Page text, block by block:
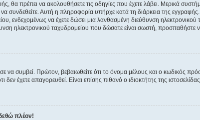
θα πρέπει να ακολουθήσετε τις οδηγίες που έχετε λάβει. Μερικά
συνδεθείτε. Αυτή η πληροφορία υπήρχε κατά τη διάρκεια της
ενδεχομένως να έχετε δώσει μια λανθασμένη διεύθυνση
ηλεκτρονικού ταχυδρομείου που δώσατε είναι σωστή, προσπαθήστε
συμβεί. Πρώτον, βεβαιωθείτε ότι το όνομα μέλους και ο κωδικός
έχετε απαγορευθεί. Είναι επίσης πιθανό ο ιδιοκτήτης της
πλέον!